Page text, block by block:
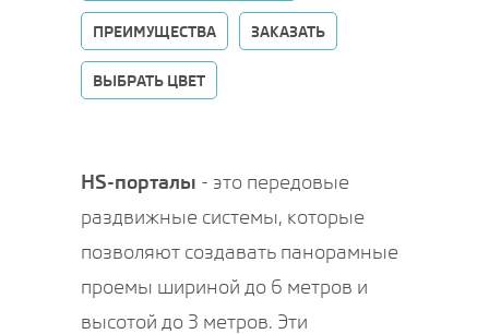
ПРЕИМУЩЕСТВА ЗАКАЗАТЬ
ВЫБРАТЬ ЦВЕТ
HS-порталы - это передовые
раздвижные системы, которые
позволяют создавать панорамные
проемы шириной до 6 метров и
высотой до 3 метров. Эти